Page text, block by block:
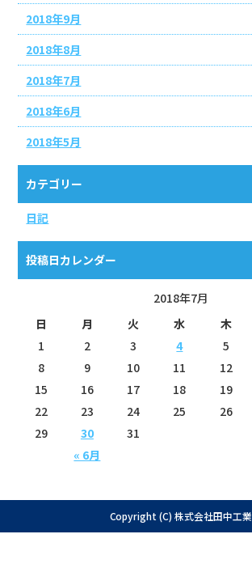
2018年9月
2018年8月
2018年7月
2018年6月
2018年5月
カテゴリー
日記
投稿日カレンダー
2018年7月
日
月 火 水 木
« 6月
1 2 3 4 5
8
9 10 11 12
15
16 17 18 19
22
23 24 25 26
29
30 31
Copyright (C) 株式会社田中工業